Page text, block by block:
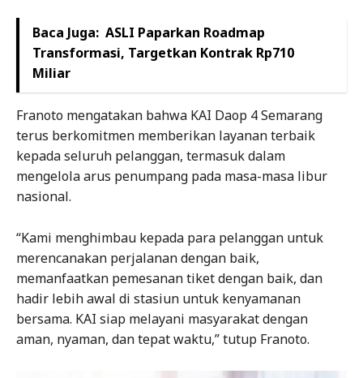
Baca Juga: ASLI Paparkan Roadmap
Transformasi, Targetkan Kontrak Rp710
Miliar
Franoto mengatakan bahwa KAI Daop 4 Semarang
terus berkomitmen memberikan layanan terbaik
kepada seluruh pelanggan, termasuk dalam
mengelola arus penumpang pada masa-masa libur
nasional.
“Kami menghimbau kepada para pelanggan untuk
merencanakan perjalanan dengan baik,
memanfaatkan pemesanan tiket dengan baik, dan
hadir lebih awal di stasiun untuk kenyamanan
bersama. KAI siap melayani masyarakat dengan
aman, nyaman, dan tepat waktu,” tutup Franoto.